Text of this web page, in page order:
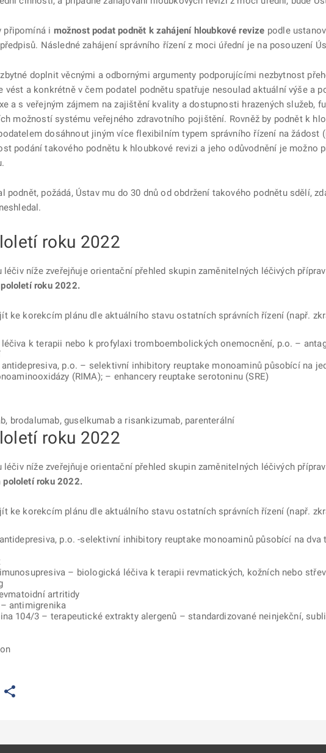
připomíná i možnost podat podnět k zahájení hloubkové revize podle
Následné zahájení správního řízení z moci úřední je na posouzení
doplnit věcnými a odbornými argumenty podporujícími nezbytnost
vést a konkrétně v čem podatel podnětu spatřuje nesoulad aktuální výše a
a s veřejným zájmem na zajištění kvality a dostupnosti hrazených služeb,
možností systému veřejného zdravotního pojištění. Rovněž by podnět k
dosáhnout jiným více flexibilním typem správního řízení na žádost
podání takového podnětu k hloubkové revizi a jeho odůvodnění je možno
podnět, požádá, Ústav mu do 30 dnů od obdržení takového podnětu sdělí,
roku 2022
níže zveřejňuje orientační přehled skupin zaměnitelných léčivých
roku 2022.
ke korekcím plánu dle aktuálního stavu ostatních správních řízení (např.
k terapii nebo k profylaxi tromboembolických onemocnění, p.o. –
p.o. – selektivní inhibitory reuptake monoaminů působící na
(RIMA); – enhancery reuptake serotoninu (SRE)
brodalumab, guselkumab a risankizumab, parenterální
roku 2022
níže zveřejňuje orientační přehled skupin zaměnitelných léčivých
pololetí roku 2022.
ke korekcím plánu dle aktuálního stavu ostatních správních řízení (např.
p.o. -selektivní inhibitory reuptake monoaminů působící na dva
– biologická léčiva k terapii revmatických, kožních nebo
artritidy
antimigrenika
104/3 – terapeutické extrakty alergenů – standardizované neinjekční,
nové kartě
na nové kartě
otevře na nové kartě